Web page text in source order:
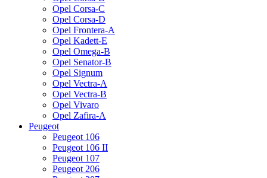
Opel Corsa-C
Opel Corsa-D
Opel Frontera-A
Opel Kadett-E
Opel Omega-B
Opel Senator-B
Opel Signum
Opel Vectra-A
Opel Vectra-B
Opel Vivaro
Opel Zafira-A
Peugeot
Peugeot 106
Peugeot 106 II
Peugeot 107
Peugeot 206